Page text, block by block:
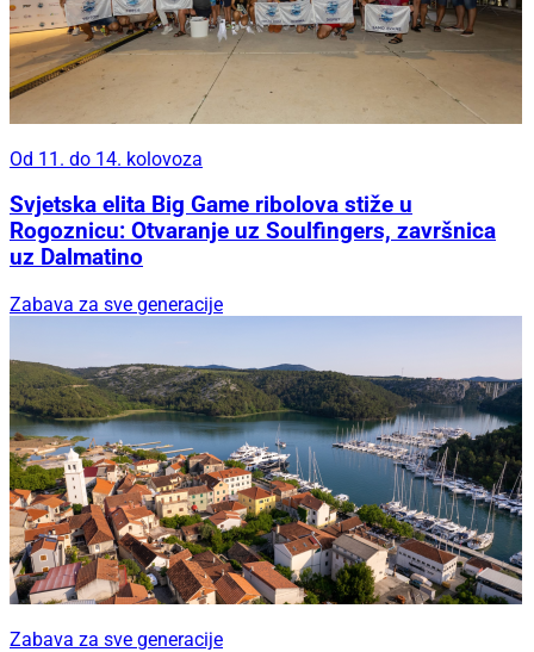
Od 11. do 14. kolovoza
Svjetska elita Big Game ribolova stiže u
Rogoznicu: Otvaranje uz Soulfingers, završnica
uz Dalmatino
Zabava za sve generacije
Zabava za sve generacije